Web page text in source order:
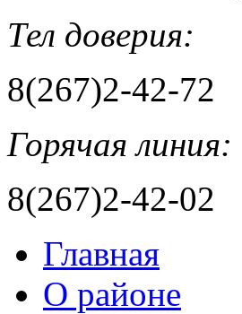
Тел доверия:
8(267)2-42-72
Горячая линия:
8(267)2-42-02
Главная
О районе